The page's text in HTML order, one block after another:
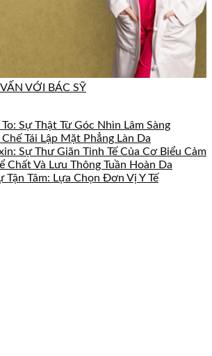
VỚI BÁC SỸ
To: Sự Thật Từ Góc Nhìn Lâm Sàng
Chế Tái Lập Mặt Phẳng Làn Da
Sự Thư Giãn Tinh Tế Của Cơ Biểu Cảm
Chất Và Lưu Thông Tuần Hoàn Da
Tận Tâm: Lựa Chọn Đơn Vị Y Tế